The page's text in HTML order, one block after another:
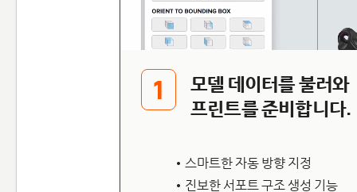
1
모델 데이터를 불러와
프린트를 준비합니다.
• 스마트한 자동 방향 지정
• 진보한 서포트 구조 생성 기능